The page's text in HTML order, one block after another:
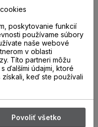
poskytovanie funkcií
používame súbory
naše webové
v oblasti
Títo partneri môžu
ďalšími údajmi, ktoré
keď ste používali
Povoliť všetko